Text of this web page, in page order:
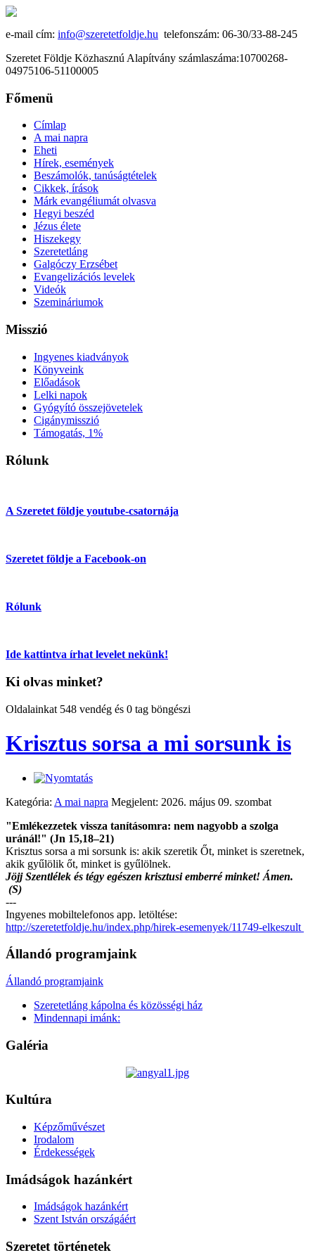
e-mail cím: info@szeretetfoldje.hu telefonszám: 06-30/33-88-245
Szeretet Földje Közhasznú Alapítvány számlaszáma:10700268-
04975106-51100005
Főmenü
Címlap
A mai napra
Eheti
Hírek, események
Beszámolók, tanúságtételek
Cikkek, írások
Márk evangéliumát olvasva
Hegyi beszéd
Jézus élete
Hiszekegy
Szeretetláng
Galgóczy Erzsébet
Evangelizációs levelek
Videók
Szemináriumok
Misszió
Ingyenes kiadványok
Könyveink
Előadások
Lelki napok
Gyógyító összejövetelek
Cigánymisszió
Támogatás, 1%
Rólunk
A Szeretet földje youtube-csatornája
Szeretet földje a Facebook-on
Rólunk
Ide kattintva írhat levelet nekünk!
Ki olvas minket?
Oldalainkat 548 vendég és 0 tag böngészi
Krisztus sorsa a mi sorsunk is
Kategória: A mai napra Megjelent: 2026. május 09. szombat
"Emlékezzetek vissza tanításomra: nem nagyobb a szolga
uránál!" (Jn 15,18–21)
Krisztus sorsa a mi sorsunk is: akik szeretik Őt, minket is szeretnek,
akik gyűlölik őt, minket is gyűlölnek.
Jöjj Szentlélek és tégy egészen krisztusi emberré minket! Ámen.
(S)
---
Ingyenes mobiltelefonos app. letöltése:
http://szeretetfoldje.hu/index.php/hirek-esemenyek/11749-elkeszult
Állandó programjaink
Állandó programjaink
Szeretetláng kápolna és közösségi ház
Mindennapi imánk:
Galéria
Kultúra
Képzőművészet
Irodalom
Érdekességek
Imádságok hazánkért
Imádságok hazánkért
Szent István országáért
Szeretet történetek